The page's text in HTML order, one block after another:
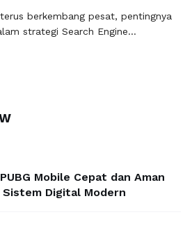
berkembang pesat, pentingnya
strategi Search Engine
dengan situs web dan
experience …
Mobile Cepat dan Aman
Sistem Digital Modern